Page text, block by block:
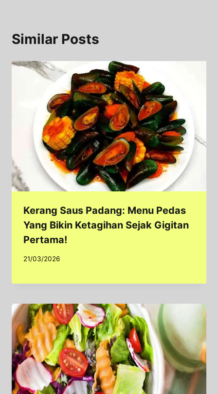
Similar Posts
Kerang Saus Padang: Menu Pedas
Yang Bikin Ketagihan Sejak Gigitan
Pertama!
21/03/2026